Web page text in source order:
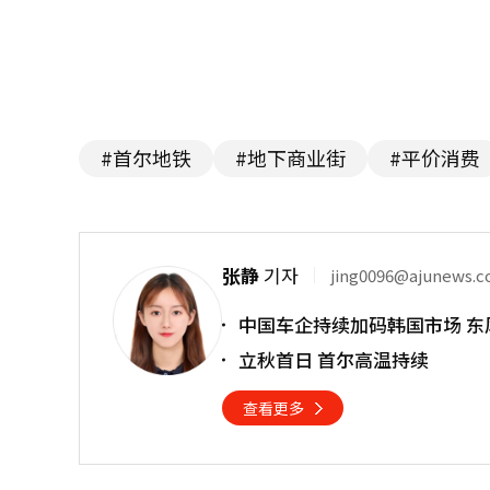
#首尔地铁 #地下商业街 #平价消费
张静 기자
中国车企持续加码韩国市场
立秋首日 首尔高温持续
查看更多